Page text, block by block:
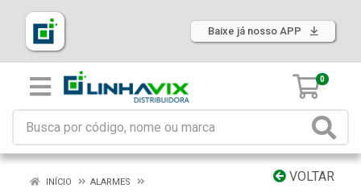
Baixe já nosso APP
0
VOLTAR
INÍCIO
ALARMES